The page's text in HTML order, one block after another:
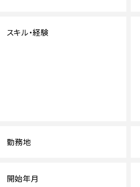
スキル・経験
勤務地
開始年月